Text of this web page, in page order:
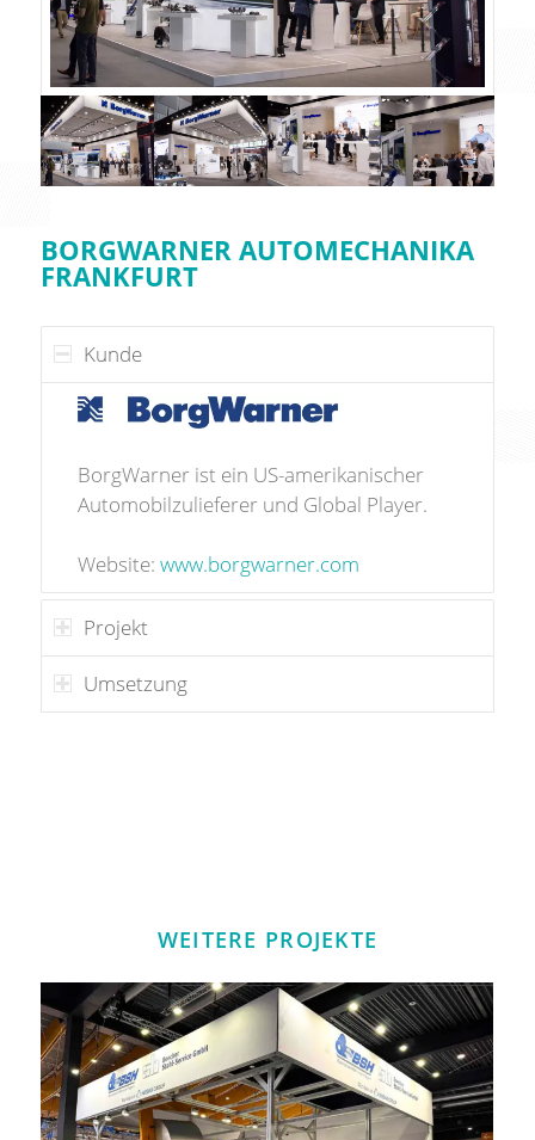
BORGWARNER AUTOMECHANIKA
FRANKFURT
Kunde
BorgWarner ist ein US-amerikanischer
Automobilzulieferer und Global Player.
Website: www.borgwarner.com
Projekt
Umsetzung
WEITERE PROJEKTE